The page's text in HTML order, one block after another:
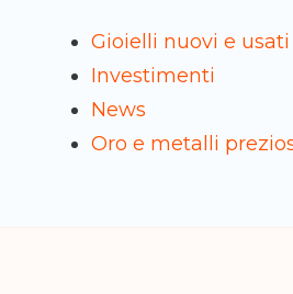
Gioielli nuovi e usati
Investimenti
News
Oro e metalli